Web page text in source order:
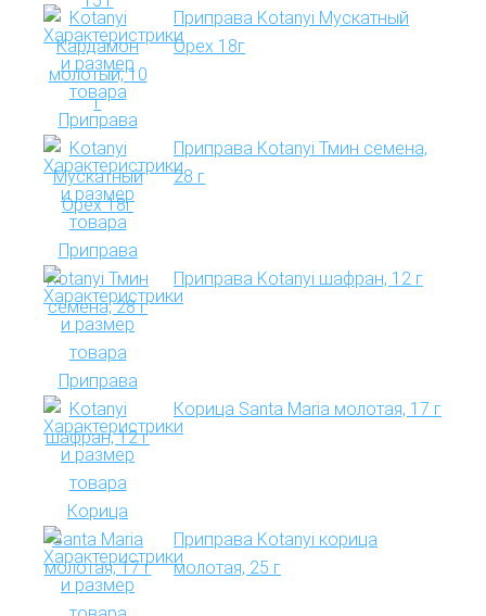
Приправа Kotanyi Мускатный
Орех 18г
Приправа Kotanyi Тмин семена,
28 г
Приправа Kotanyi шафран, 12 г
Корица Santa Maria молотая, 17 г
Приправа Kotanyi корица
молотая, 25 г